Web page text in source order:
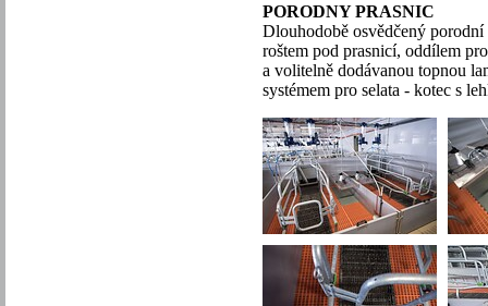
PORODNY PRASNIC
Dlouhodobě osvědčený
roštem pod prasnicí, oddílem
a volitelně dodávanou topnou
systémem pro selata - kotec s